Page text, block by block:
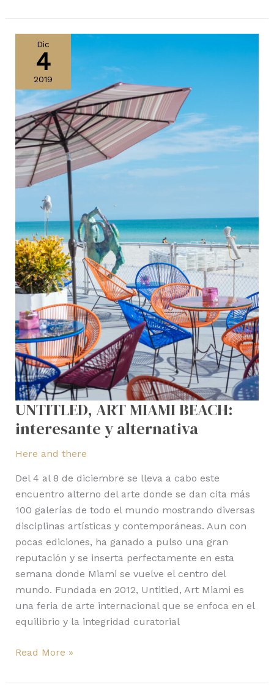
Dic
4
2019
UNTITLED, ART MIAMI BEACH:
interesante y alternativa
Here and there
Del 4 al 8 de diciembre se lleva a cabo este
encuentro alterno del arte donde se dan cita más
100 galerías de todo el mundo mostrando diversas
disciplinas artísticas y contemporáneas. Aun con
pocas ediciones, ha ganado a pulso una gran
reputación y se inserta perfectamente en esta
semana donde Miami se vuelve el centro del
mundo. Fundada en 2012, Untitled, Art Miami es
una feria de arte internacional que se enfoca en el
equilibrio y la integridad curatorial
MIAMI
BEACH:
interesante
y
alternativa
Read More »